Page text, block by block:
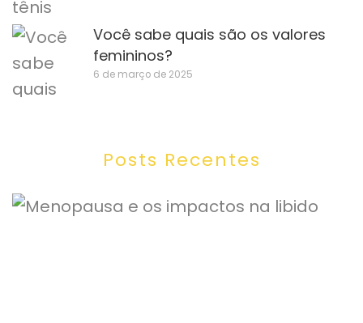
Você sabe quais são os valores
femininos?
6 de março de 2025
Posts Recentes